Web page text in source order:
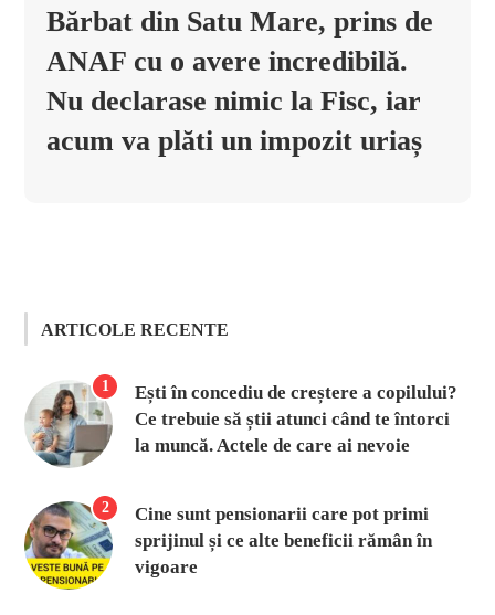
Bărbat din Satu Mare, prins de
ANAF cu o avere incredibilă.
Nu declarase nimic la Fisc, iar
acum va plăti un impozit uriaș
ARTICOLE RECENTE
1
Ești în concediu de creștere a copilului?
Ce trebuie să știi atunci când te întorci
la muncă. Actele de care ai nevoie
2
Cine sunt pensionarii care pot primi
sprijinul și ce alte beneficii rămân în
vigoare